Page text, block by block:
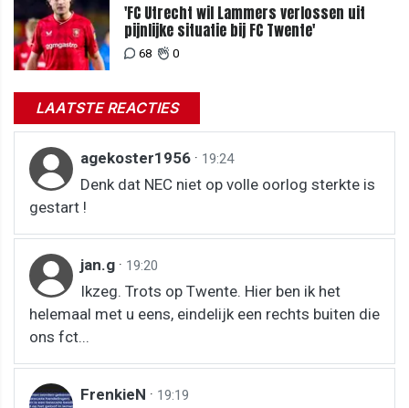
'FC Utrecht wil Lammers verlossen uit
pijnlijke situatie bij FC Twente'
68 0
LAATSTE REACTIES
agekoster1956 · 19:24
Denk dat NEC niet op volle oorlog sterkte is
gestart !
jan.g · 19:20
Ikzeg. Trots op Twente. Hier ben ik het
helemaal met u eens, eindelijk een rechts buiten die
ons fct...
FrenkieN · 19:19